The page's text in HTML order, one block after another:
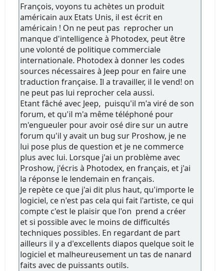
François, voyons tu achètes un produit
américain aux Etats Unis, il est écrit en
américain ! On ne peut pas reprocher un
manque d'intelligence à Photodex, peut être
une volonté de politique commerciale
internationale. Photodex à donner les codes
sources nécessaires à Jeep pour en faire une
traduction française. Il a travailler, il le vend! on
ne peut pas lui reprocher cela aussi.
Etant fâché avec Jeep, puisqu'il m'a viré de son
forum, et qu'il m'a même téléphoné pour
m'engueuler pour avoir osé dire sur un autre
forum qu'il y avait un bug sur Proshow, je ne
lui pose plus de question et je ne commerce
plus avec lui. Lorsque j'ai un problème avec
Proshow, j'écris à Photodex, en français, et j'ai
la réponse le lendemain en français.
Je repète ce que j'ai dit plus haut, qu'importe le
logiciel, ce n'est pas cela qui fait l'artiste, ce qui
compte c'est le plaisir que l'on prend a créer
et si possible avec le moins de difficultés
techniques possibles. En regardant de part
ailleurs il y a d'excellents diapos quelque soit le
logiciel et malheureusement un tas de nanard
faits avec de puissants outils.